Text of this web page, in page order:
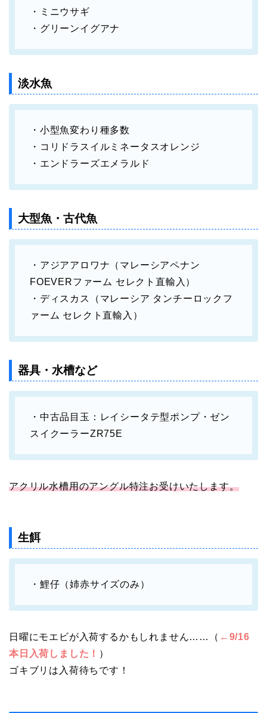
・ミニウサギ
・グリーンイグアナ
淡水魚
・小型魚変わり種多数
・コリドラスイルミネータスオレンジ
・エンドラーズエメラルド
大型魚・古代魚
・アジアアロワナ（マレーシアペナン
FOEVERファーム セレクト直輸入）
・ディスカス（マレーシア タンチーロックフ
ァーム セレクト直輸入）
器具・水槽など
・中古品目玉：レイシータテ型ポンプ・ゼン
スイクーラーZR75E
アクリル水槽用のアングル特注お受けいたします。
生餌
・鯉仔（姉赤サイズのみ）
日曜にモエビが入荷するかもしれません……（ ←9/16
本日入荷しました！ ）
ゴキブリは入荷待ちです！